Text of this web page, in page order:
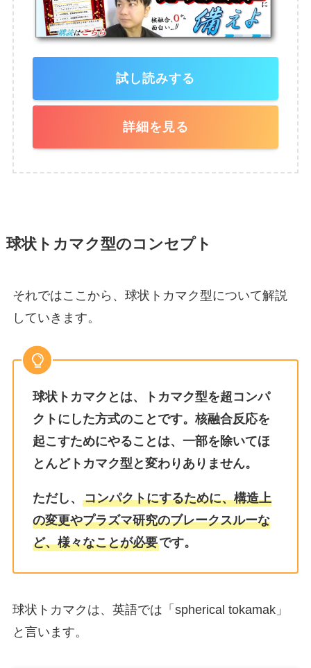
試し読みする
詳細を見る
球状トカマク型のコンセプト
それではここから、球状トカマク型について解説
していきます。
球状トカマクとは、トカマク型を超コンパ
クトにした方式のことです。核融合反応を
起こすためにやることは、一部を除いてほ
とんどトカマク型と変わりありません。
ただし、 コンパクトにするために、構造上
の変更やプラズマ研究のブレークスルーな
ど、様々なことが必要です。
球状トカマクは、英語では「spherical tokamak」
と言います。